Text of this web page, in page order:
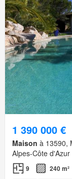
1 390 000 €
Maison à 13590,
Alpes-Côte d'Azur
9 240 m²